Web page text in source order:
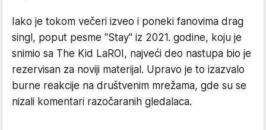
Iako je tokom večeri izveo i poneki fanovima drag
singl, poput pesme "Stay" iz 2021. godine, koju je
snimio sa The Kid LaROI, najveći deo nastupa bio je
rezervisan za noviji materijal. Upravo je to izazvalo
burne reakcije na društvenim mrežama, gde su se
nizali komentari razočaranih gledalaca.